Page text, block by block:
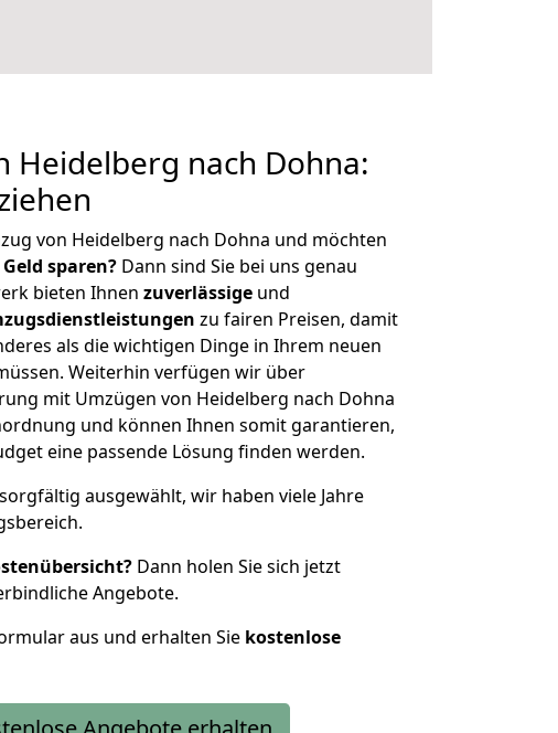
Heidelberg nach Dohna:
von Heidelberg nach Dohna und möchten
sparen? Dann sind Sie bei uns genau
bieten Ihnen zuverlässige und
zu fairen Preisen, damit
als die wichtigen Dinge in Ihrem neuen
Weiterhin verfügen wir über
mit Umzügen von Heidelberg nach Dohna
und können Ihnen somit garantieren,
eine passende Lösung finden werden.
ausgewählt, wir haben viele Jahre
Dann holen Sie sich jetzt
Angebote.
aus und erhalten Sie kostenlose